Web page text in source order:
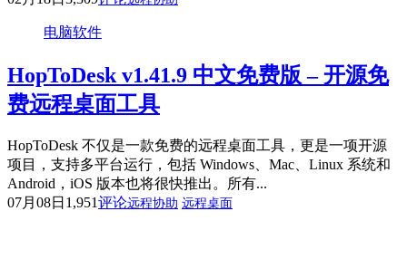
电脑软件
HopToDesk v1.41.9 中文免费版 – 开源免
费远程桌面工具
HopToDesk 不仅是一款免费的远程桌面工具，更是一项开源
项目，支持多平台运行，包括 Windows、Mac、Linux 系统和
Android，iOS 版本也将很快推出。所有...
07月08日 1,951评论远程协助 远程桌面